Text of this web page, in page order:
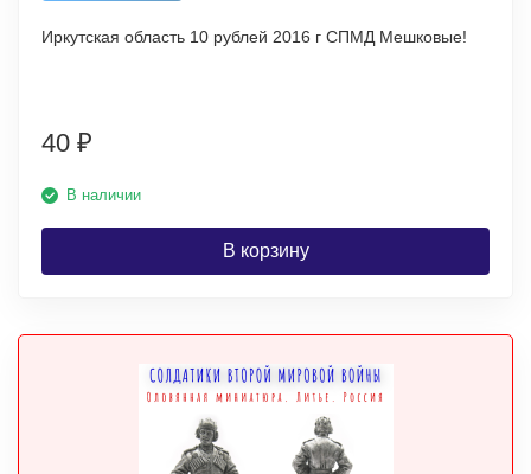
Иркутская область 10 рублей 2016 г СПМД Мешковые!
40 ₽
В наличии
В корзину